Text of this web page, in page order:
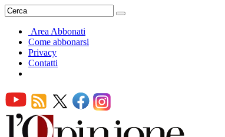
Area Abbonati
Come abbonarsi
Privacy
Contatti